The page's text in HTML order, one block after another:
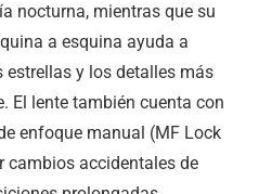
nocturna, mientras que su
a esquina ayuda a
y los detalles más
El lente también cuenta con
enfoque manual (MF Lock
cambios accidentales de